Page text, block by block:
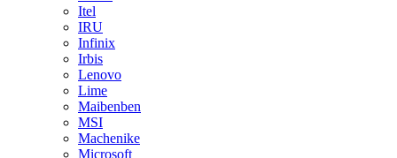
Itel
IRU
Infinix
Irbis
Lenovo
Lime
Maibenben
MSI
Machenike
Microsoft